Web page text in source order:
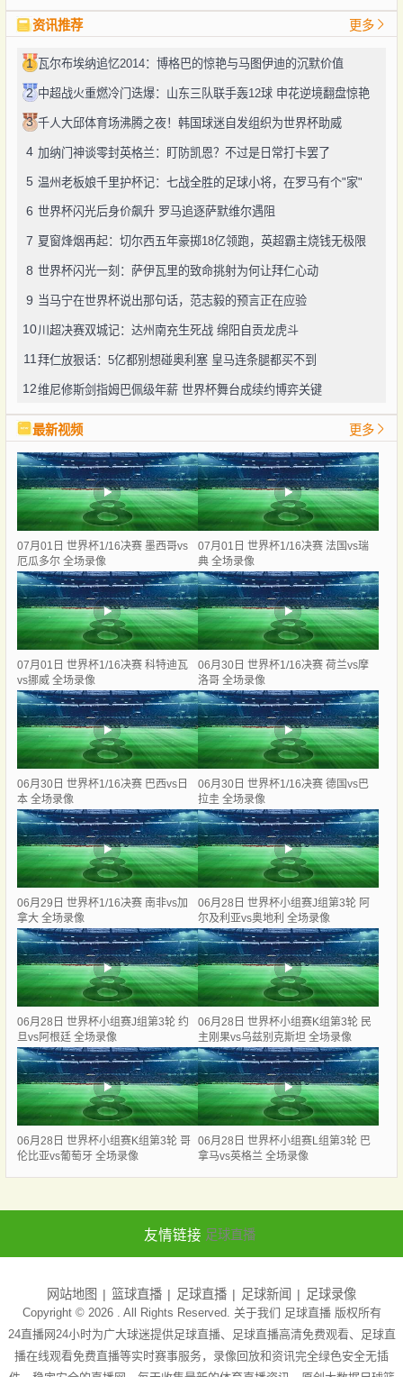
资讯推荐 更多
1 瓦尔布埃纳追忆2014：博格巴的惊艳与马图伊迪的沉默价值
2 中超战火重燃冷门迭爆：山东三队联手轰12球 申花逆境翻盘惊艳
3 千人大邱体育场沸腾之夜！韩国球迷自发组织为世界杯助威
4 加纳门神谈零封英格兰：盯防凯恩？不过是日常打卡罢了
5 温州老板娘千里护杯记：七战全胜的足球小将，在罗马有个"家"
6 世界杯闪光后身价飙升 罗马追逐萨默维尔遇阻
7 夏窗烽烟再起：切尔西五年豪掷18亿领跑，英超霸主烧钱无极限
8 世界杯闪光一刻：萨伊瓦里的致命挑射为何让拜仁心动
9 当马宁在世界杯说出那句话，范志毅的预言正在应验
10川超决赛双城记：达州南充生死战 绵阳自贡龙虎斗
11 拜仁放狠话：5亿都别想碰奥利塞 皇马连条腿都买不到
12维尼修斯剑指姆巴佩级年薪 世界杯舞台成续约博弈关键
最新视频 更多
07月01日 世界杯1/16决赛 墨西哥vs
厄瓜多尔 全场录像
07月01日 世界杯1/16决赛 法国vs瑞
典 全场录像
07月01日 世界杯1/16决赛 科特迪瓦
vs挪威 全场录像
06月30日 世界杯1/16决赛 荷兰vs摩
洛哥 全场录像
06月30日 世界杯1/16决赛 巴西vs日
本 全场录像
06月30日 世界杯1/16决赛 德国vs巴
拉圭 全场录像
06月29日 世界杯1/16决赛 南非vs加
拿大 全场录像
06月28日 世界杯小组赛J组第3轮 阿
尔及利亚vs奥地利 全场录像
06月28日 世界杯小组赛J组第3轮 约
旦vs阿根廷 全场录像
06月28日 世界杯小组赛K组第3轮 民
主刚果vs乌兹别克斯坦 全场录像
06月28日 世界杯小组赛K组第3轮 哥
伦比亚vs葡萄牙 全场录像
06月28日 世界杯小组赛L组第3轮 巴
拿马vs英格兰 全场录像
友情链接 足球直播
网站地图 篮球直播 足球直播 足球新闻 足球录像
Copyright © 2026 . All Rights Reserved. 关于我们 足球直播版权所有
24直播网24小时为广大球迷提供足球直播、足球直播高清免费观看、足球直
播在线观看免费直播等实时赛事服务，录像回放和资讯完全绿色安全无插